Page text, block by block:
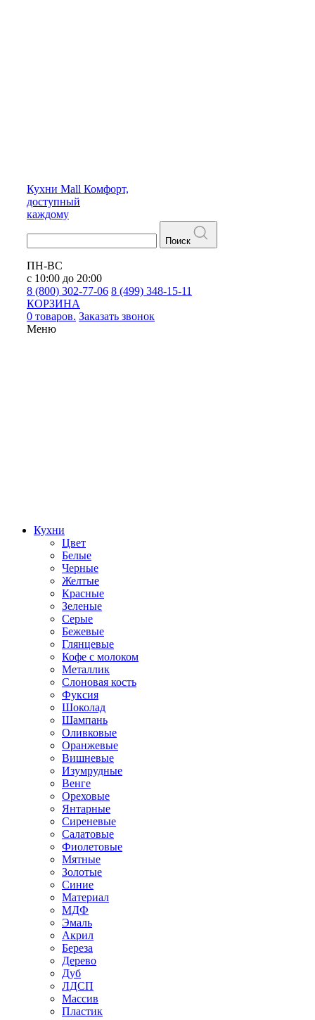
Кухни Mall Комфорт,
доступный
каждому
Поиск
ПН-ВС
с 10:00 до 20:00
8 (800) 302-77-06 8 (499) 348-15-11
КОРЗИНА
0 товаров. Заказать звонок
Меню
Кухни
Цвет
Белые
Черные
Желтые
Красные
Зеленые
Серые
Бежевые
Глянцевые
Кофе с молоком
Металлик
Слоновая кость
Фуксия
Шоколад
Шампань
Оливковые
Оранжевые
Вишневые
Изумрудные
Венге
Ореховые
Янтарные
Сиреневые
Салатовые
Фиолетовые
Мятные
Золотые
Синие
Материал
МДФ
Эмаль
Акрил
Береза
Дерево
Дуб
ЛДСП
Массив
Пластик